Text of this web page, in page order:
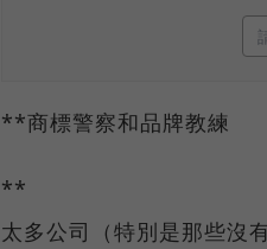
**商標警察和品牌教練
**
太多公司（特別是那些沒